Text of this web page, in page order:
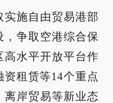
实施自由贸易港部
，争取空港综合保
高水平开放平台作
租赁等14个重点
离岸贸易等新业态